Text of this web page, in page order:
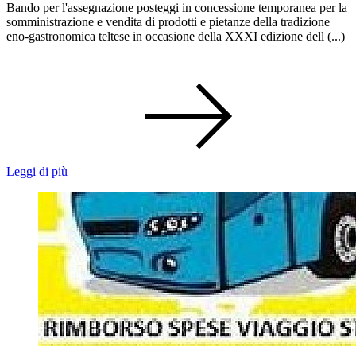
Bando per l'assegnazione posteggi in concessione temporanea per la
somministrazione e vendita di prodotti e pietanze della tradizione
eno-gastronomica teltese in occasione della XXXI edizione dell (...)
Leggi di più